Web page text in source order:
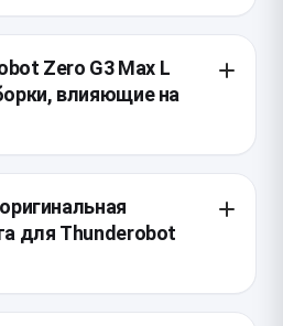
Zero G3 Max L
влияющие на
крышку, систему
модули памяти и шлейфы
работать с тонкими
чтобы не повредить
для Thunderobot